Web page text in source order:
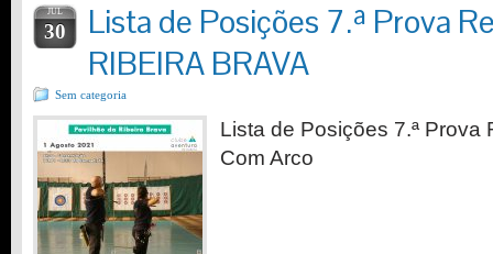
JUL
30
Lista de Posições 7.ª Prova
RIBEIRA BRAVA
Sem categoria
Lista de Posições 7.ª Prova
Com Arco